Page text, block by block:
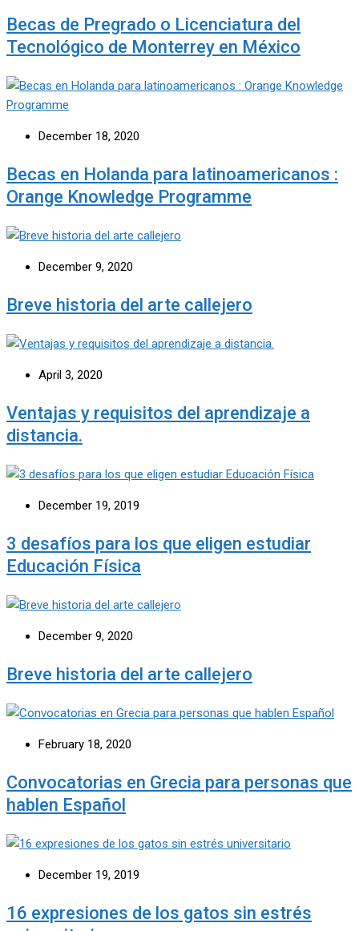
Becas de Pregrado o Licenciatura del
Tecnológico de Monterrey en México
December 18, 2020
Becas en Holanda para latinoamericanos :
Orange Knowledge Programme
December 9, 2020
Breve historia del arte callejero
April 3, 2020
Ventajas y requisitos del aprendizaje a
distancia.
December 19, 2019
3 desafíos para los que eligen estudiar
Educación Física
December 9, 2020
Breve historia del arte callejero
February 18, 2020
Convocatorias en Grecia para personas que
hablen Español
December 19, 2019
16 expresiones de los gatos sin estrés